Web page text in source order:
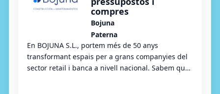
compres
Bojuna
Paterna
En BOJUNA S.L., portem més de 50 anys
transformant espais per a grans companyies del
sector retail i banca a nivell nacional. Sabem que